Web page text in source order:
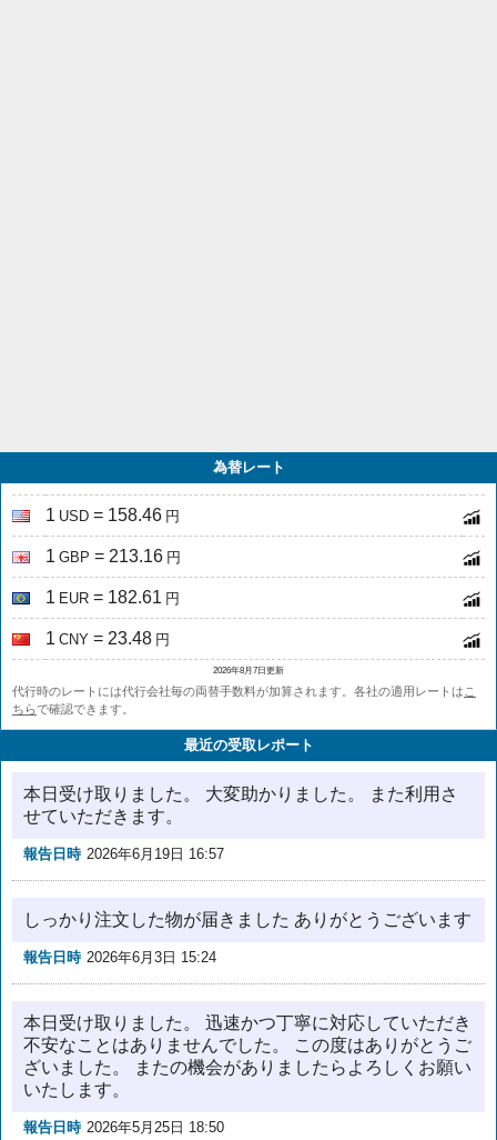
為替レート
1 USD = 158.46 円
1 GBP = 213.16 円
1 EUR = 182.61 円
1 CNY = 23.48 円
2026年8月7日更新
代行時のレートには代行会社毎の両替手数料が加算されます。各社の適用レートは こ
ちらで確認できます。
最近の受取レポート
本日受け取りました。 大変助かりました。 また利用さ
せていただきます。
報告日時 2026年6月19日 16:57
しっかり注文した物が届きました ありがとうございます
報告日時 2026年6月3日 15:24
本日受け取りました。 迅速かつ丁寧に対応していただき
不安なことはありませんでした。 この度はありがとうご
ざいました。 またの機会がありましたらよろしくお願い
いたします。
報告日時 2026年5月25日 18:50